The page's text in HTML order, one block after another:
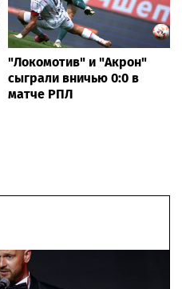
"Локомотив" и "Акрон"
сыграли вничью 0:0 в
матче РПЛ